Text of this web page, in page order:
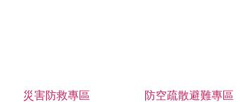
災害防救專區 防空疏散避難專區